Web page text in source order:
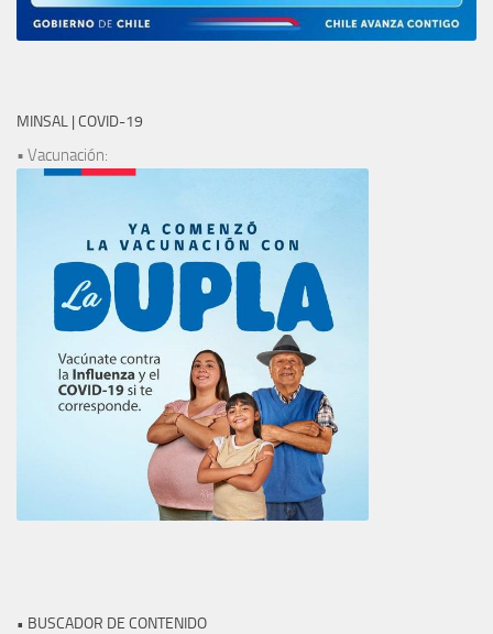
MINSAL | COVID-19
• Vacunación:
• BUSCADOR DE CONTENIDO